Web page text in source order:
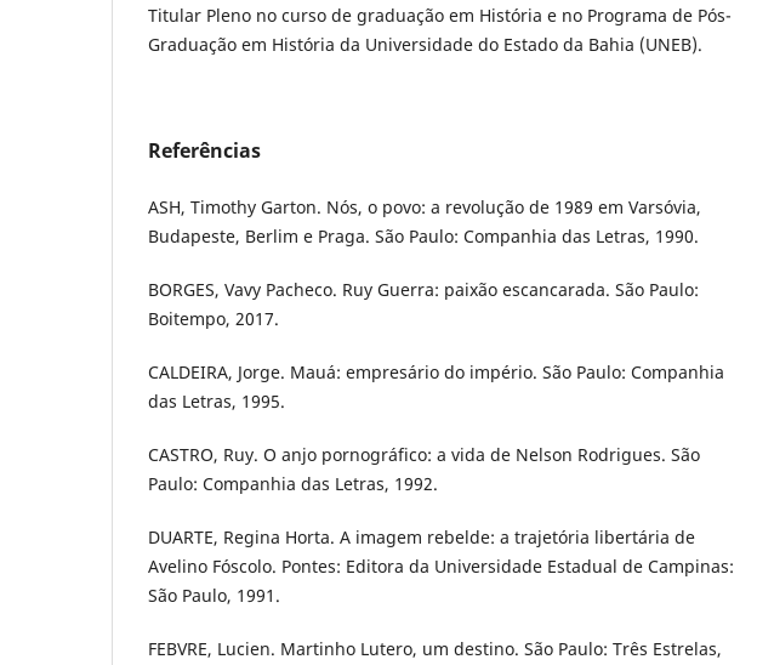
Titular Pleno no curso de graduação em História e no Programa de Pós-
Graduação em História da Universidade do Estado da Bahia (UNEB).
Referências
ASH, Timothy Garton. Nós, o povo: a revolução de 1989 em Varsóvia,
Budapeste, Berlim e Praga. São Paulo: Companhia das Letras, 1990.
BORGES, Vavy Pacheco. Ruy Guerra: paixão escancarada. São Paulo:
Boitempo, 2017.
CALDEIRA, Jorge. Mauá: empresário do império. São Paulo: Companhia
das Letras, 1995.
CASTRO, Ruy. O anjo pornográfico: a vida de Nelson Rodrigues. São
Paulo: Companhia das Letras, 1992.
DUARTE, Regina Horta. A imagem rebelde: a trajetória libertária de
Avelino Fóscolo. Pontes: Editora da Universidade Estadual de Campinas:
São Paulo, 1991.
FEBVRE, Lucien. Martinho Lutero, um destino. São Paulo: Três Estrelas,